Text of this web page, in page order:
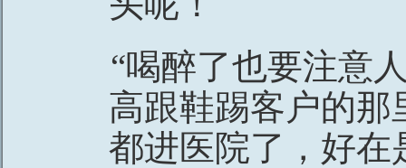
“喝醉了也要注意
高跟鞋踢客户的那
都进医院了，好在